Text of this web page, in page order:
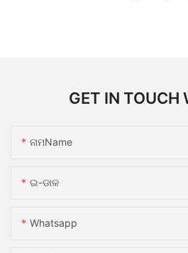
GET IN TOUCH
ନାମName
ଇ-ଡାକ
Whatsapp